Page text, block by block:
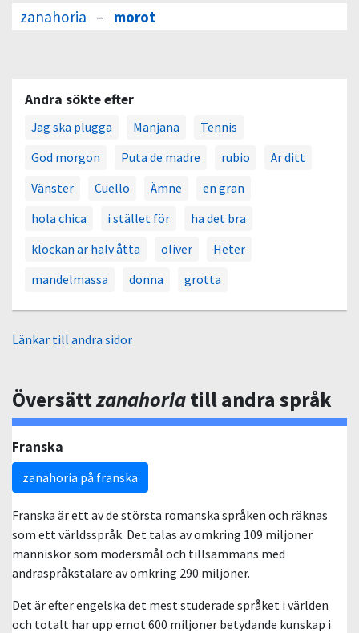
zanahoria – morot
Andra sökte efter
Jag ska plugga Manjana
Tennis
God morgon
Puta de madre rubio
Är ditt
Vänster
Cuello Ämne
en gran
hola chica
i stället för
ha det bra
klockan är halv åtta
oliver
Heter
mandelmassa
donna grotta
Länkar till andra sidor
Översättzanahoriatill andra språk
Franska
zanahoria på franska
Franska är ett av de största romanska språken och räknas
som ett världsspråk. Det talas av omkring 109 miljoner
människor som modersmål och tillsammans med
andraspråkstalare av omkring 290 miljoner.
Det är efter engelska det mest studerade språket i världen
och totalt har upp emot 600 miljoner betydande kunskap i